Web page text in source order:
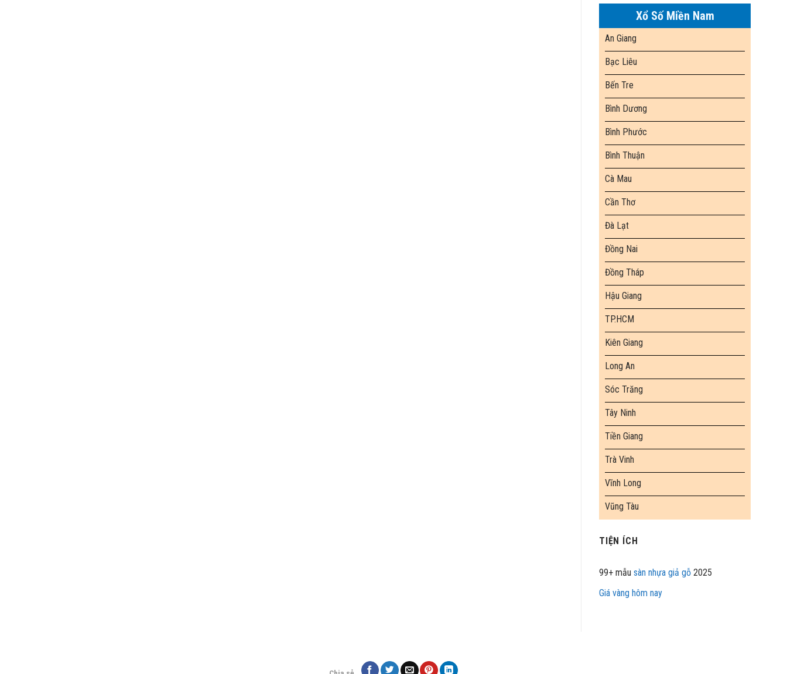
Xổ Số Miền Nam
An Giang
Bạc Liêu
Bến Tre
Bình Dương
Bình Phước
Bình Thuận
Cà Mau
Cần Thơ
Đà Lạt
Đồng Nai
Đồng Tháp
Hậu Giang
TP.HCM
Kiên Giang
Long An
Sóc Trăng
Tây Ninh
Tiền Giang
Trà Vinh
Vĩnh Long
Vũng Tàu
TIỆN ÍCH
99+ mẫu sàn nhựa giả gỗ 2025
Giá vàng hôm nay